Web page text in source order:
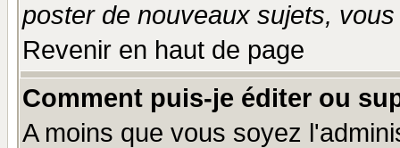
poster de nouveaux sujets,
Revenir en haut de page
Comment puis-je éditer ou
A moins que vous soyez